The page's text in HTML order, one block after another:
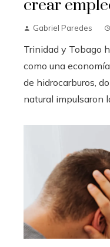
crear
Gabriel Paredes
Trinidad y Tobago
como una
de hidrocarburos,
natural impulsaron